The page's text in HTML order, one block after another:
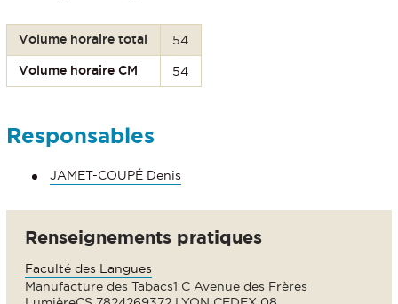
Volume horaire total 54
Volume horaire CM 54
Responsables
JAMET-COUPÉ Denis
Renseignements pratiques
Faculté des Langues
Manufacture des Tabacs1 C Avenue des Frères